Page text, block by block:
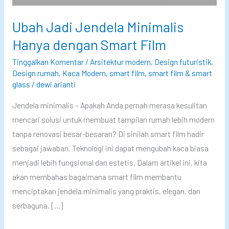
Ubah Jadi Jendela Minimalis
Hanya dengan Smart Film
Tinggalkan Komentar / Arsitektur modern, Design futuristik,
Design rumah, Kaca Modern, smart film, smart film & smart
glass / dewi arianti
Jendela minimalis – Apakah Anda pernah merasa kesulitan
mencari solusi untuk membuat tampilan rumah lebih modern
tanpa renovasi besar-besaran? Di sinilah smart film hadir
sebagai jawaban. Teknologi ini dapat mengubah kaca biasa
menjadi lebih fungsional dan estetis. Dalam artikel ini, kita
akan membahas bagaimana smart film membantu
menciptakan jendela minimalis yang praktis, elegan, dan
serbaguna. […]